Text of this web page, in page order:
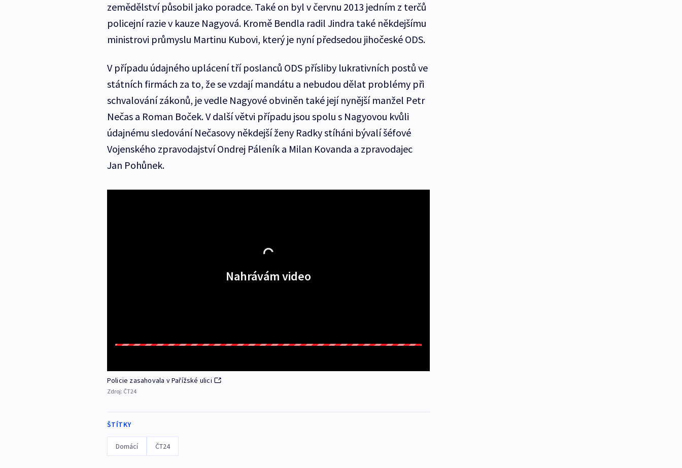
zemědělství působil jako poradce. Také on byl v červnu 2013 jedním z terčů
policejní razie v kauze Nagyová. Kromě Bendla radil Jindra také někdejšímu
ministrovi průmyslu Martinu Kubovi, který je nyní předsedou jihočeské ODS.
V případu údajného uplácení tří poslanců ODS přísliby lukrativních postů ve
státních firmách za to, že se vzdají mandátu a nebudou dělat problémy při
schvalování zákonů, je vedle Nagyové obviněn také její nynější manžel Petr
Nečas a Roman Boček. V další větvi případu jsou spolu s Nagyovou kvůli
údajnému sledování Nečasovy někdejší ženy Radky stíháni bývalí šéfové
Vojenského zpravodajství Ondrej Páleník a Milan Kovanda a zpravodajec
Jan Pohůnek.
Nahrávám video
Policie zasahovala v Pařížské ulici
Zdroj: ČT24
ŠTÍTKY
Domácí ČT24